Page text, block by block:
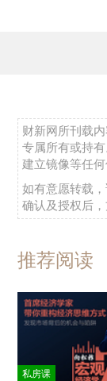
财新网所刊载
专属所有或持
建立镜像等任何
如有意愿转载
确认及授权后，
推荐阅读
私房课